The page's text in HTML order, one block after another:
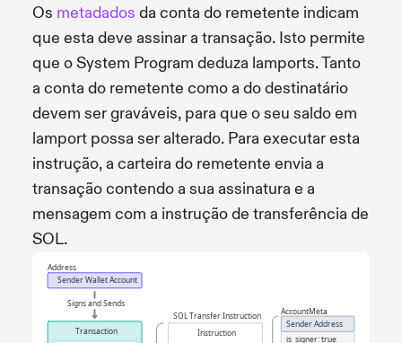
Os metadados da conta do remetente indicam
que esta deve assinar a transação. Isto permite
que o System Program deduza lamports. Tanto
a conta do remetente como a do destinatário
devem ser graváveis, para que o seu saldo em
lamport possa ser alterado. Para executar esta
instrução, a carteira do remetente envia a
transação contendo a sua assinatura e a
mensagem com a instrução de transferência de
SOL.